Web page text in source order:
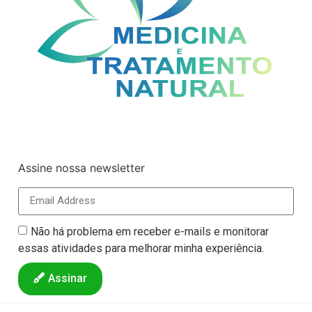
Assine nossa newsletter
Não há problema em receber e-mails e monitorar
essas atividades para melhorar minha experiência.
Assinar